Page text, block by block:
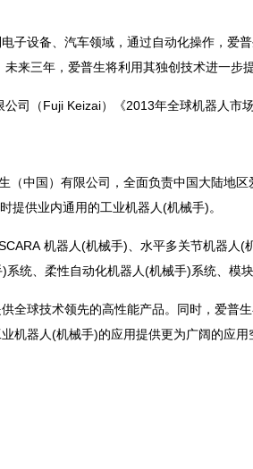
设备、汽车领域，通过自动化操作，爱
来三年，爱普生将利用其独创技术进一步
司（Fuji Keizai）《2013年全球机器人市
中国）有限公司，全面负责中国大陆地
提供业内通用的工业机器人(机械手)。
机器人(机械手)、水平多关节机器人
统、柔性自动化机器人(机械手)系统、模
球技术领先的高性能产品。同时，爱普
机器人(机械手)的应用提供更为广阔的应用